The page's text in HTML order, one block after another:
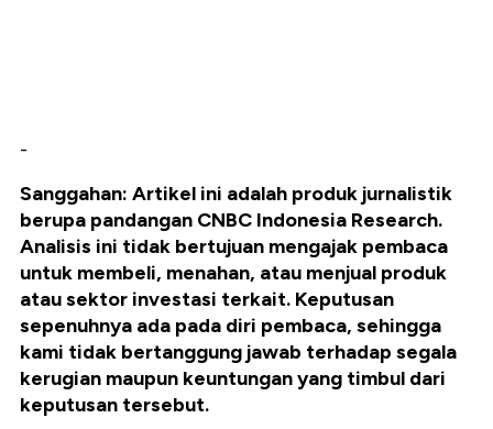
-
Sanggahan: Artikel ini adalah produk jurnalistik
berupa pandangan CNBC Indonesia Research.
Analisis ini tidak bertujuan mengajak pembaca
untuk membeli, menahan, atau menjual produk
atau sektor investasi terkait. Keputusan
sepenuhnya ada pada diri pembaca, sehingga
kami tidak bertanggung jawab terhadap segala
kerugian maupun keuntungan yang timbul dari
keputusan tersebut.